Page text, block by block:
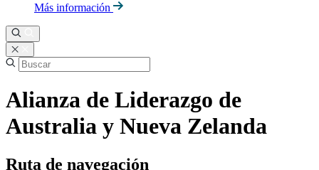
Más información
Alianza de Liderazgo de
Australia y Nueva Zelanda
Ruta de navegación